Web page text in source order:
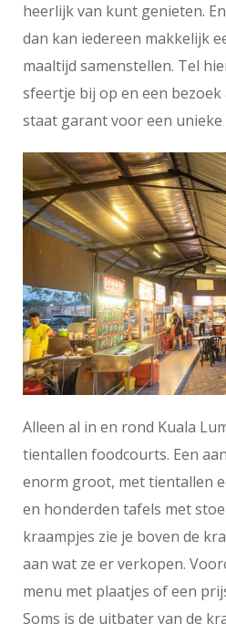
heerlijk van kunt genieten.
dan kan iedereen makkelijk
maaltijd samenstellen. Tel
sfeertje bij op en een
staat garant voor een unieke
Alleen al in en rond Kuala
tientallen foodcourts. Een
enorm groot, met tientallen
en honderden tafels met
kraampjes zie je boven de
aan wat ze er verkopen.
menu met plaatjes of een
Soms is de uitbater van de